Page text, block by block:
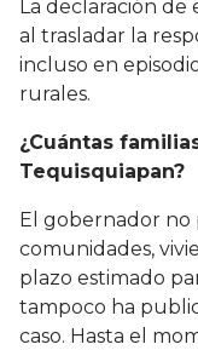
La declaración
al trasladar la
incluso en
rurales.
¿Cuántas
Tequisquiapan?
El gobernador no
comunidades,
plazo estimado
tampoco ha
caso. Hasta el